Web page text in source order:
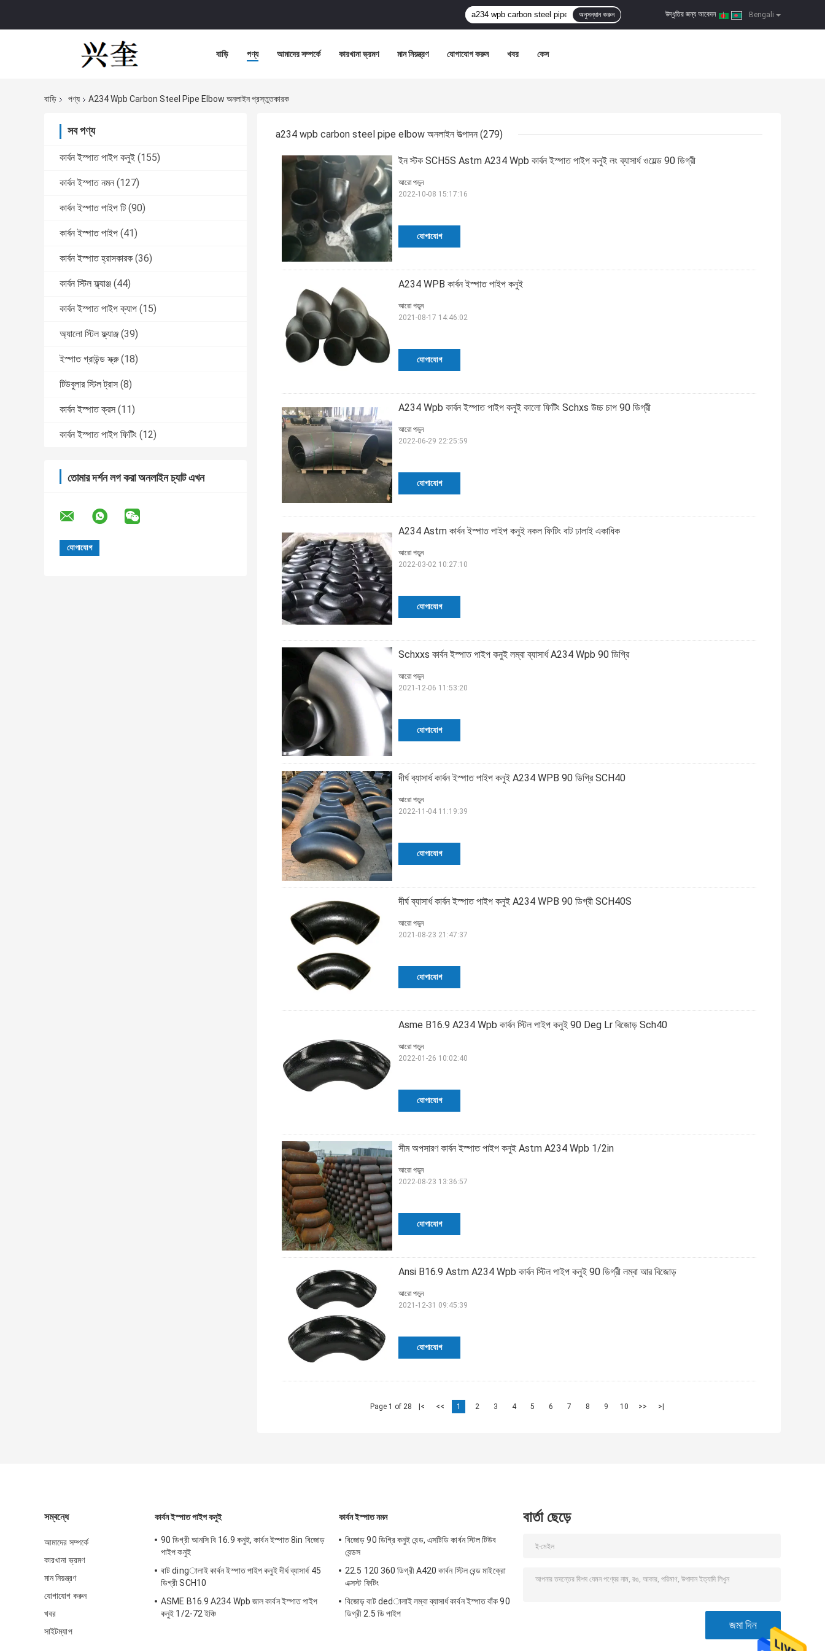
Bengali
উদ্ধৃতির জন্য আবেদন |
অনুসন্ধান করুন
বাড়ি পণ্য আমাদের সম্পর্কে কারখানা ভ্রমণ মান নিয়ন্ত্রণ যোগাযোগ করুন খবর কেস
বাড়ি পণ্য A234 Wpb Carbon Steel Pipe Elbow অনলাইন প্রস্তুতকারক
সব পণ্য
কার্বন ইস্পাত পাইপ কনুই (155)
কার্বন ইস্পাত নমন (127)
কার্বন ইস্পাত পাইপ টি (90)
কার্বন ইস্পাত পাইপ (41)
কার্বন ইস্পাত হ্রাসকারক (36)
কার্বন স্টিল ফ্ল্যাঞ্জ (44)
কার্বন ইস্পাত পাইপ ক্যাপ (15)
অ্যালো স্টিল ফ্ল্যাঞ্জ (39)
ইস্পাত গ্রাউন্ড স্ক্রু (18)
টিউবুলার স্টিল ট্রাস (8)
কার্বন ইস্পাত ক্রস (11)
কার্বন ইস্পাত পাইপ ফিটিং (12)
তোমার দর্শন লগ করা অনলাইন চ্যাট এখন
a234 wpb carbon steel pipe elbow অনলাইন উত্পাদন (279)
ইন স্টক SCH5S Astm A234 Wpb কার্বন ইস্পাত পাইপ কনুই লং ব্যাসার্ধ ওয়েল্ড 90 ডিগ্রী
যোগাযোগ
আরো পড়ুন
2022-10-08 15:17:16
A234 WPB কার্বন ইস্পাত পাইপ কনুই
যোগাযোগ
আরো পড়ুন
2021-08-17 14:46:02
A234 Wpb কার্বন ইস্পাত পাইপ কনুই কালো ফিটিং Schxs উচ্চ চাপ 90 ডিগ্রী
যোগাযোগ
আরো পড়ুন
2022-06-29 22:25:59
A234 Astm কার্বন ইস্পাত পাইপ কনুই নকল ফিটিং বাট ঢালাই একাধিক
যোগাযোগ
আরো পড়ুন
2022-03-02 10:27:10
Schxxs কার্বন ইস্পাত পাইপ কনুই লম্বা ব্যাসার্ধ A234 Wpb 90 ডিগ্রি
যোগাযোগ
আরো পড়ুন
2021-12-06 11:53:20
দীর্ঘ ব্যাসার্ধ কার্বন ইস্পাত পাইপ কনুই A234 WPB 90 ডিগ্রি SCH40
যোগাযোগ
আরো পড়ুন
2022-11-04 11:19:39
দীর্ঘ ব্যাসার্ধ কার্বন ইস্পাত পাইপ কনুই A234 WPB 90 ডিগ্রী SCH40S
যোগাযোগ
আরো পড়ুন
2021-08-23 21:47:37
Asme B16.9 A234 Wpb কার্বন স্টিল পাইপ কনুই 90 Deg Lr বিজোড় Sch40
যোগাযোগ
আরো পড়ুন
2022-01-26 10:02:40
সীম অপসারণ কার্বন ইস্পাত পাইপ কনুই Astm A234 Wpb 1/2in
যোগাযোগ
আরো পড়ুন
2022-08-23 13:36:57
Ansi B16.9 Astm A234 Wpb কার্বন স্টিল পাইপ কনুই 90 ডিগ্রী লম্বা আর বিজোড়
যোগাযোগ
আরো পড়ুন
2021-12-31 09:45:39
Page 1 of 28 |< << 1 2 3 4 5 6 7 8 9 10 >> >|
সম্বন্ধে
আমাদের সম্পর্কে
কারখানা ভ্রমণ
মান নিয়ন্ত্রণ
যোগাযোগ করুন
খবর
সাইটম্যাপ
কার্বন ইস্পাত পাইপ কনুই
90 ডিগ্রী আনসি বি 16.9 কনুই, কার্বন ইস্পাত 8in বিজোড়
পাইপ কনুই
বাট dingালাই কার্বন ইস্পাত পাইপ কনুই দীর্ঘ ব্যাসার্ধ 45
ডিগ্রী SCH10
ASME B16.9 A234 Wpb জাল কার্বন ইস্পাত পাইপ
কনুই 1/2-72 ইঞ্চি
কার্বন ইস্পাত নমন
বিজোড় 90 ডিগ্রি কনুই বেন্ড, এসটিডি কার্বন স্টিল টিউব
বেন্ডস
22.5 120 360 ডিগ্রী A420 কার্বন স্টিল বেন্ড মাইক্রো
এক্সস্ট ফিটিং
বিজোড় বাট dedালাই লম্বা ব্যাসার্ধ কার্বন ইস্পাত বাঁক 90
ডিগ্রী 2.5 ডি পাইপ
বার্তা ছেড়ে